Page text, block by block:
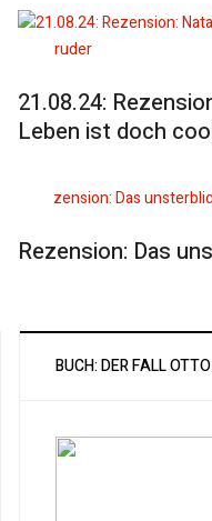
21.08.24:
Leben ist doch
Rezension: Das
BUCH: DER FALL